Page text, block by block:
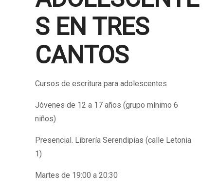
S EN TRES
CANTOS
Cursos de escritura para adolescentes
Jóvenes de 12 a 17 años (grupo mínimo 6
niños)
Presencial. Librería Serendipias (calle Letonia
1)
Martes de 19:00 a 20:30